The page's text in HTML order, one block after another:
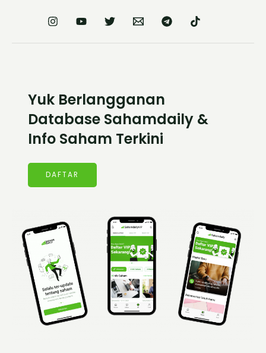
Yuk Berlangganan
Database Sahamdaily &
Info Saham Terkini
DAFTAR